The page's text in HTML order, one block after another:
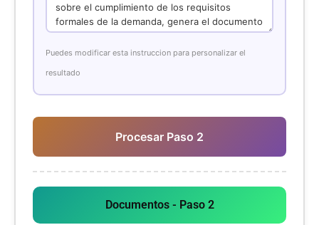
Puedes modificar esta instruccion para personalizar el
resultado
Procesar Paso 2
Documentos - Paso 2